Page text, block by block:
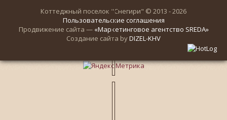
Коттеджный поселок "Снегири" © 2013 - 2026
Пользовательские соглашения
Продвижение сайта — «Маркетинговое агентство SREDA»
Создание сайта byDIZEL-KHV